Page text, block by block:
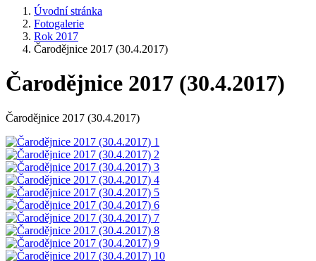
Úvodní stránka
Fotogalerie
Rok 2017
Čarodějnice 2017 (30.4.2017)
Čarodějnice 2017 (30.4.2017)
Čarodějnice 2017 (30.4.2017)